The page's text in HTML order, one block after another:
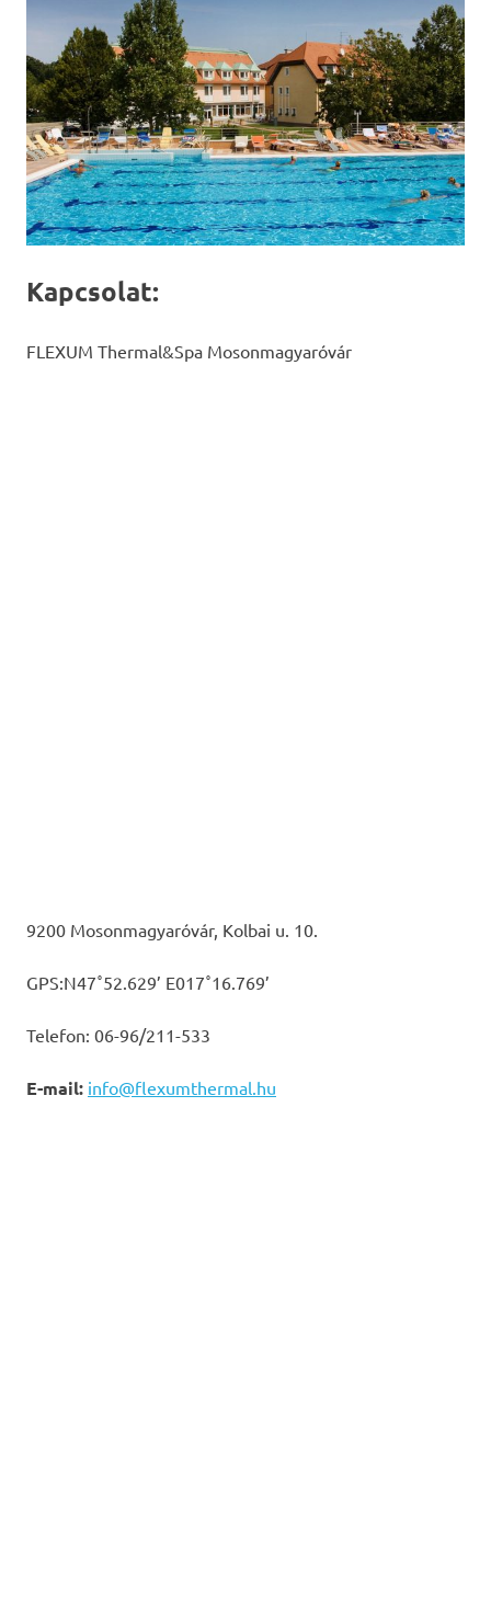
Kapcsolat:
FLEXUM Thermal&Spa Mosonmagyaróvár
9200 Mosonmagyaróvár, Kolbai u. 10.
GPS:N47˚52.629’ E017˚16.769’
Telefon: 06-96/211-533
E-mail: info@flexumthermal.hu